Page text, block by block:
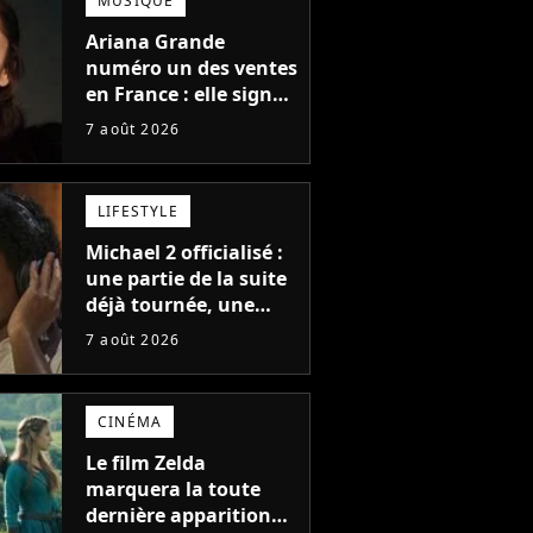
Ariana Grande
numéro un des ventes
en France : elle signe
le meilleur démarrage
son album Petal
7 août 2026
LIFESTYLE
Michael 2 officialisé :
une partie de la suite
déjà tournée, une
sortie possible en
7 août 2026
CINÉMA
Le film Zelda
marquera la toute
dernière apparition